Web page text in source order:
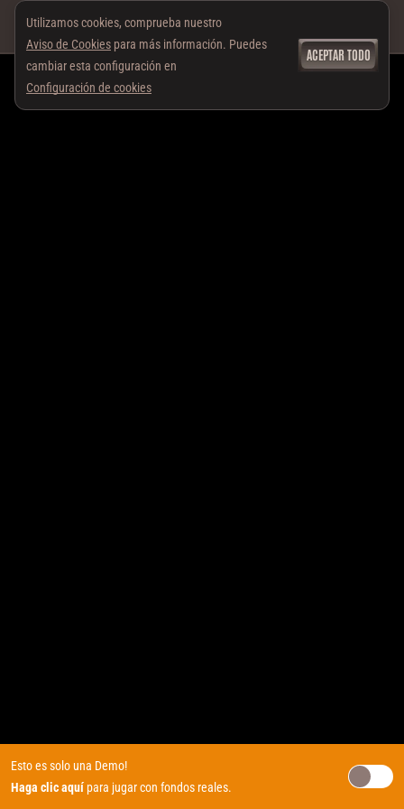
Esto es solo una Demo!
Haga clic aquí para jugar con fondos reales.
Utilizamos cookies, comprueba nuestro
Aviso de Cookies para más información. Puedes
cambiar esta configuración en
Configuración de cookies
ACEPTAR TODO